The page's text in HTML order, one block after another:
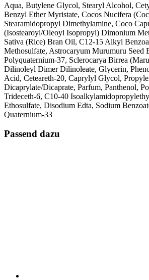
Aqua, Butylene Glycol, Stearyl Alcohol,
Benzyl Ether Myristate, Cocos Nucifera
Stearamidopropyl Dimethylamine, Coco
(Isostearoyl/Oleoyl Isopropyl) Dimonium
Sativa (Rice) Bran Oil, C12-15 Alkyl
Methosulfate, Astrocaryum Murumuru Seed
Polyquaternium-37, Sclerocarya Birrea
Dilinoleyl Dimer Dilinoleate, Glycerin,
Acid, Ceteareth-20, Caprylyl Glycol,
Dicaprylate/Dicaprate, Parfum, Panthenol,
Trideceth-6, C10-40
Ethosulfate, Disodium Edta, Sodium
Quaternium-33
Passend dazu